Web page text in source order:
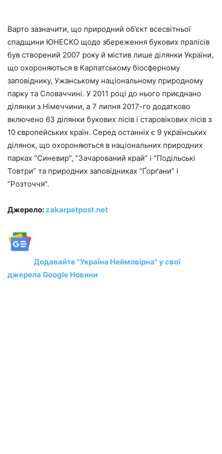
Варто зазначити, що природний об’єкт всесвітньої
спадщини ЮНЕСКО щодо збереження букових пралісів
був створений 2007 року й містив лише ділянки України,
що охороняються в Карпатському біосферному
заповіднику, Ужанському національному природному
парку та Словаччині. У 2011 році до нього приєднано
ділянки з Німеччини, а 7 липня 2017-го додатково
включено 63 ділянки букових лісів і старовікових лісів з
10 європейських країн. Серед останніх є 9 українських
ділянок, що охороняються в національних природних
парках “Синевир”, “Зачарований край” і “Подільські
Товтри” та природних заповідниках “Ґорґани” і
“Розточчя”.
Джерело:zakarpatpost.net
Додавайте "Україна Неймовірна" у свої
джерела Google Новини